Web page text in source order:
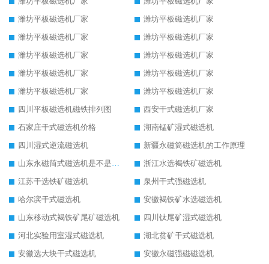
潍坊平板磁选机厂家
潍坊平板磁选机厂家
潍坊平板磁选机厂家
潍坊平板磁选机厂家
潍坊平板磁选机厂家
潍坊平板磁选机厂家
潍坊平板磁选机厂家
潍坊平板磁选机厂家
潍坊平板磁选机厂家
潍坊平板磁选机厂家
四川平板磁选机磁铁排列图
西安干式磁选机厂家
石家庄干式磁选机价格
湖南锰矿湿式磁选机
四川湿式逆流磁选机
新疆永磁筒磁选机的工作原理
山东永磁筒式磁选机是不是强磁
浙江水选褐铁矿磁选机
江苏干选铁矿磁选机
泉州干式强磁选机
哈尔滨干式磁选机
安徽褐铁矿水选磁选机
山东移动式褐铁矿尾矿磁选机
四川钛尾矿湿式磁选机
河北实验用室湿式磁选机
湖北贫矿干式磁选机
安徽选大块干式磁选机
安徽永磁强磁磁选机